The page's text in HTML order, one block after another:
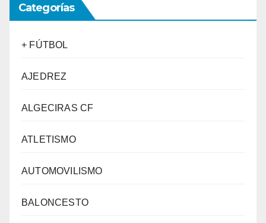
Categorías
+ FÚTBOL
AJEDREZ
ALGECIRAS CF
ATLETISMO
AUTOMOVILISMO
BALONCESTO